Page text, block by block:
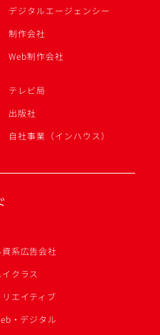
デジタルエージェンシー
制作会社
Web制作会社
テレビ局
出版社
自社事業（インハウス）
系広告会社
イクラス
リエイティブ
・デジタル